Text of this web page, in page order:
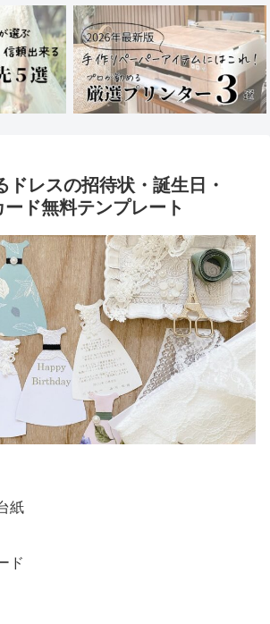
ドレスの招待状・誕生日・
ード無料テンプレート
紙
ド